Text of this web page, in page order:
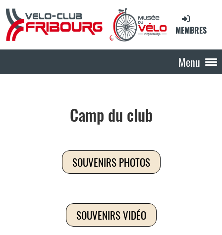
MEMBRES
Menu
Camp du club
SOUVENIRS PHOTOS
SOUVENIRS VIDÉO